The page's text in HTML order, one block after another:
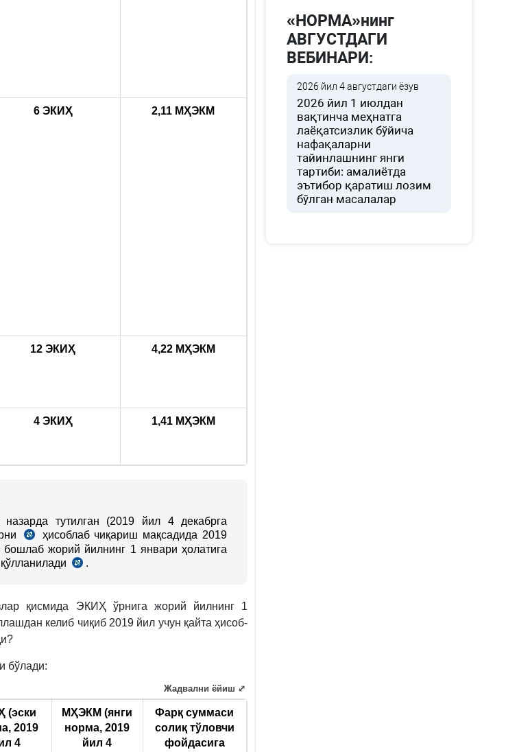
6 ЭКИҲ 2,11 МҲЭКМ
12ЭКИҲ 4,22 МҲЭКМ
4 ЭКИҲ 1,41 МҲЭКМ
тутилган (2019 йил 4 декабрга
СК
179,
180
ҳисоблаб чиқариш мақсадида 2019
жорий йилнинг 1 январи ҳолатига
03.12.2019
41
м.
м.
биринчи
қисми
.
қисмида ЭКИҲ ўрнига жорий йилнинг 1
келиб чиқиб 2019 йил учун қайта ҳисоб-
бўлади:
(эски
, 2019
4
МҲЭКМ (янги
норма, 2019
йил4
Фарқ суммаси
солиқ тўловчи
фойдасига
Жадвални ёйиш ⤢
«НОРМА»нинг
АВГУСТДАГИ
ВЕБИНАРИ:
2026 йил 4 августдаги ёзув
2026 йил 1 июлдан
вақтинча меҳнатга
лаёқатсизлик бўйича
нафақаларни
тайинлашнинг янги
тартиби: амалиётда
эътибор қаратиш лозим
бўлган масалалар